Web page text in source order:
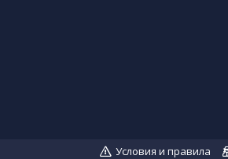
Условия и правила